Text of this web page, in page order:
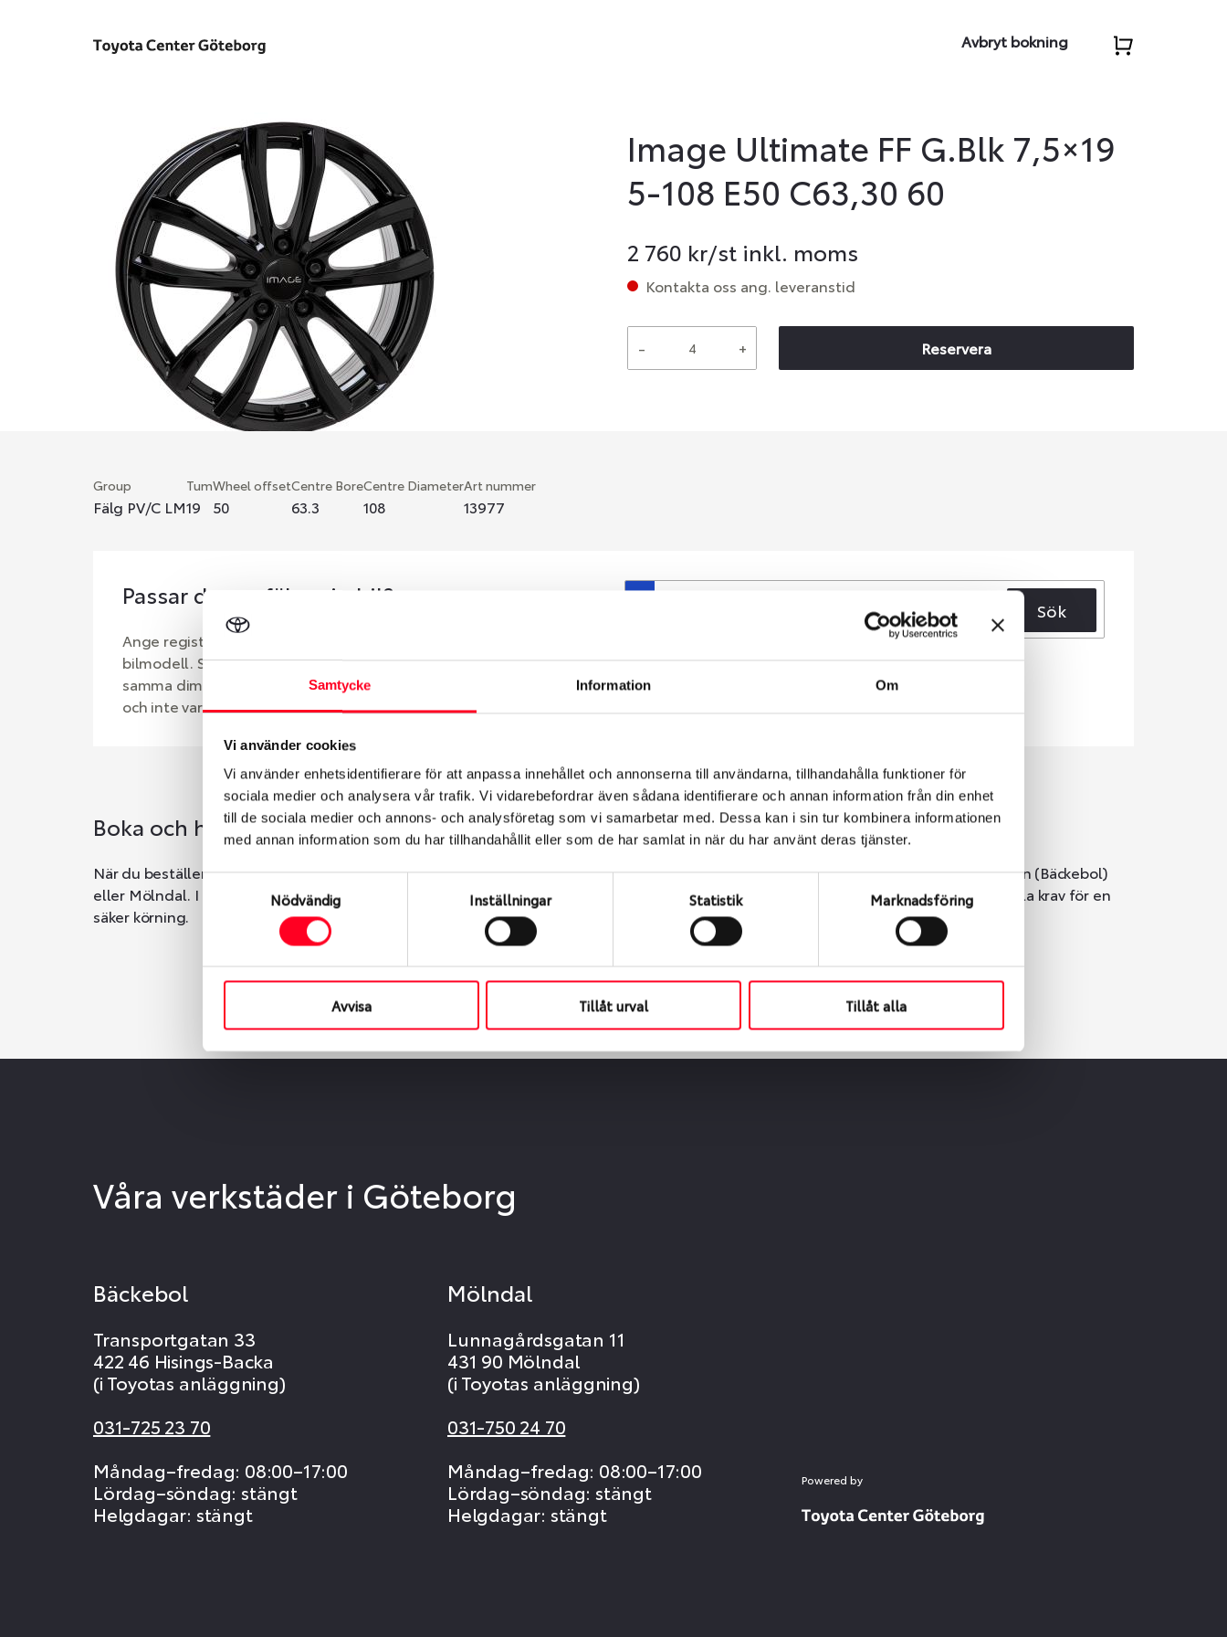
Samtycke Information Om
Vi använder cookies
Vi använder enhetsidentifierare för att anpassa innehållet och annonserna till användarna, tillhandahålla funktioner för
sociala medier och analysera vår trafik. Vi vidarebefordrar även sådana identifierare och annan information från din enhet
till de sociala medier och annons- och analysföretag som vi samarbetar med. Dessa kan i sin tur kombinera informationen
med annan information som du har tillhandahållit eller som de har samlat in när du har använt deras tjänster.
Samtyckesval
Nödvändig Inställningar Statistik Marknadsföring
Avvisa Tillåt urval Tillåt alla
Avbryt bokning
Image Ultimate FF G.Blk 7,5×19
5-108 E50 C63,30 60
2 760 kr/st inkl. moms
Kontakta oss ang. leveranstid
- + Reservera
Group
Fälg PV/C LM
Tum
19
Wheel offset
50
Centre Bore
63.3
Centre Diameter
108
Art nummer
13977
Passar denna fälg min bil?
Ange registreringsnummer för att se om den fälg du valt passar din
bilmodell. Se till att kolla en extra gång så att däck och fälg har
samma dimensioner. Ibland kan fälgen ha bytts ut under årens lopp
och inte vara samma dimension som bilen hade ut från fabrik.
Sök
Boka och hämta hos Däckspecialen
När du beställer dina nya däck eller fälgar hos oss levereras de direkt till någon av våra däckverkstäder i Göteborg. Välj mellan Hisingen (Bäckebol)
eller Mölndal. I beställningen anger du datum och tid för upphämtning eller service. När vi byter dina däck ser vi till att de uppfyller alla krav för en
säker körning.
Våra verkstäder i Göteborg
Bäckebol
Transportgatan 33
422 46 Hisings-Backa
(i Toyotas anläggning)
031-725 23 70
Måndag–fredag: 08:00–17:00
Lördag–söndag: stängt
Helgdagar: stängt
Mölndal
Lunnagårdsgatan 11
431 90 Mölndal
(i Toyotas anläggning)
031-750 24 70
Måndag–fredag: 08:00–17:00
Lördag–söndag: stängt
Helgdagar: stängt
Powered by